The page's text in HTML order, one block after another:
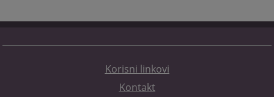
Korisni linkovi
Kontakt